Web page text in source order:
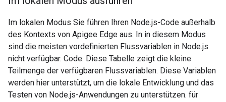
Im lokalen Modus Sie führen Ihren Node.js-Code außerhalb
des Kontexts von Apigee Edge aus. In in diesem Modus
sind die meisten vordefinierten Flussvariablen in Node.js
nicht verfügbar. Code. Diese Tabelle zeigt die kleine
Teilmenge der verfügbaren Flussvariablen. Diese Variablen
werden hier unterstützt, um die lokale Entwicklung und das
Testen von Node.js-Anwendungen zu unterstützen. für